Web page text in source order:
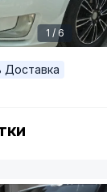
1 / 6
Доставка